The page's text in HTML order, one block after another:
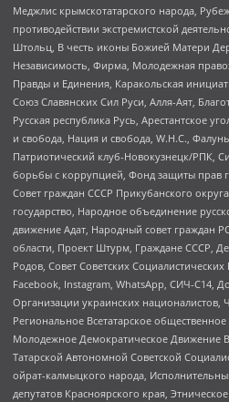
Меджлис крымскотатарского народа,
противодействии экстремистской
Штольц, В честь иконы Божией Матери
Независимость, Фирма, Молодежная
Правды и Единения, Каракольская
Союз Славянских Сил Руси, Алля-Аят,
Русская республика Русь, Арестантское
и свобода, Нация и свобода, W.H.С.,
Патриотический клуб-Новокузнецк/РПК,
борьбы с коррупцией, Фонд защиты прав
Совет граждан СССР Прикубанского
государство, Народное объединение
движение Адат, Народный совет граждан
области, Проект Штурм, Граждане СССР,
Родов, Совет Советских
Facebook, Instagram, WhatsApp, СИЧ-С14,
Организации украинских националистов,
Региональное Всетатарское
Молодежное Демократическое Движение
Татарской Автономной Советской
ойрат-калмыцкого народа,
депутатов Красноярского края,